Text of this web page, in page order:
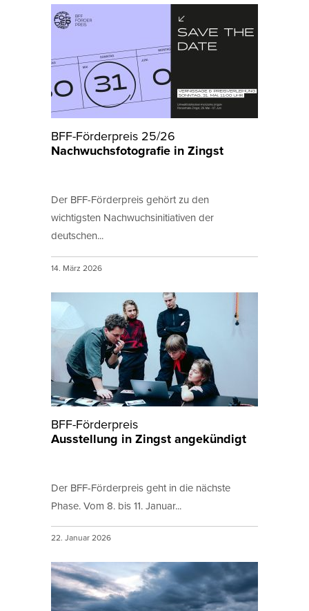
BFF-Förderpreis 25/26
Nachwuchsfotografie in Zingst
Der BFF-Förderpreis gehört zu den
wichtigsten Nachwuchsinitiativen der
deutschen...
14. März 2026
BFF-Förderpreis
Ausstellung in Zingst angekündigt
Der BFF-Förderpreis geht in die nächste
Phase. Vom 8. bis 11. Januar...
22. Januar 2026